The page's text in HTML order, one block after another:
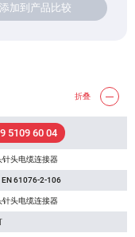
添加到产品比较
折叠
5109 60 04
针头电缆连接器
EN 61076-2-106
针头电缆连接器